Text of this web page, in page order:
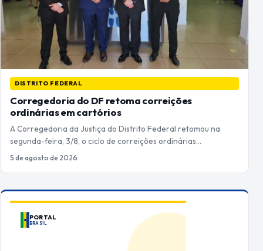
DISTRITO FEDERAL
Corregedoria do DF retoma correições
ordinárias em cartórios
A Corregedoria da Justiça do Distrito Federal retomou na
segunda-feira, 3/8, o ciclo de correições ordinárias…
5 de agosto de 2026
PORTAL
BRASIL